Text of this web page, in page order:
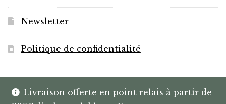
Livraison offerte en point relais à partir de
Newsletter
Politique de confidentialité